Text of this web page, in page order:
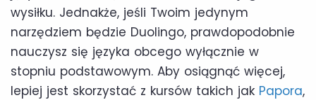
wysiłku. Jednakże, jeśli Twoim jedynym
narzędziem będzie Duolingo, prawdopodobnie
nauczysz się języka obcego wyłącznie w
stopniu podstawowym. Aby osiągnąć więcej,
lepiej jest skorzystać z kursów takich jak Papora,